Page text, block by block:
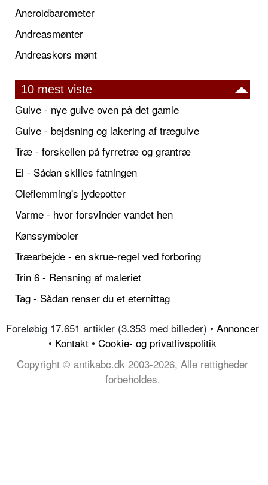
Aneroidbarometer
Andreasmønter
Andreaskors mønt
10 mest viste
Gulve - nye gulve oven på det gamle
Gulve - bejdsning og lakering af trægulve
Træ - forskellen på fyrretræ og grantræ
El - Sådan skilles fatningen
Oleflemming's jydepotter
Varme - hvor forsvinder vandet hen
Kønssymboler
Træarbejde - en skrue-regel ved forboring
Trin 6 - Rensning af maleriet
Tag - Sådan renser du et eternittag
Foreløbig 17.651 artikler (3.353 med billeder) • Annoncer
• Kontakt • Cookie- og privatlivspolitik
Copyright © antikabc.dk 2003-2026, Alle rettigheder
forbeholdes.